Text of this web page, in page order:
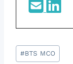
Étiquettes
de
#BTS MCO